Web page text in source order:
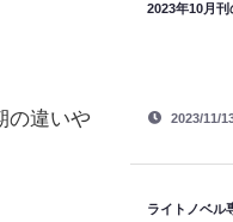
の違いや
2023年10月
2023/11/
ライトノベル